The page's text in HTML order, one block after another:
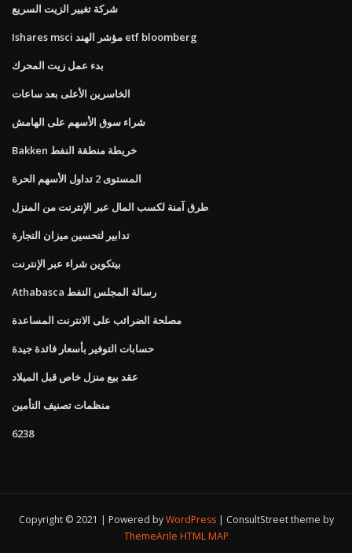
شركة تغيير الزيت السريع
Ishares msci مؤشر الهند etf bloomberg
بدء عمل زيت المحرك
الخاسرين الأعلى بعد ساعات
شراء سوق الأسهم على الهامش
Bakken خريطة منطقة النفط
المستوى 2 تداول الأسهم الحرة
طرق آمنة لكسب المال عبر الإنترنت من المنزل
تدابير لتحسين ميزان التجارة
بيتكوين شراء عبر الإنترنت
Athabasca رسالة المجلس النفط
مصلحة الضرائب على الانترنت المساعدة
حسابات التوفير بأسعار فائدة جيدة
عقد بيع منزل خاص قبل الميلاد
منظمات تصنيف التأمين
6238
Copyright © 2021 | Powered byWordPress
ConsultStreet theme by
ThemeArile HTML MAP